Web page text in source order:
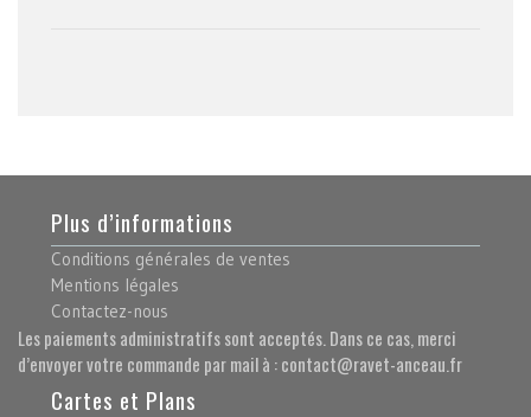
Plus d’informations
Conditions générales de ventes
Mentions légales
Contactez-nous
Les paiements administratifs sont acceptés. Dans ce cas, merci
d’envoyer votre commande par mail à : contact@ravet-anceau.fr
Cartes et Plans